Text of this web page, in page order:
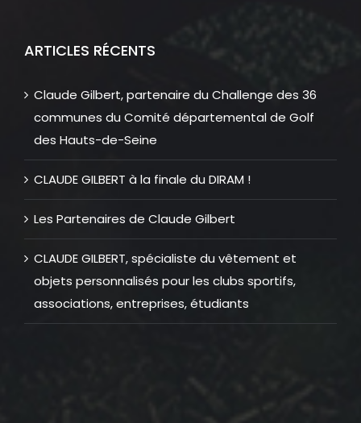
ARTICLES RÉCENTS
Claude Gilbert, partenaire du Challenge des 36
communes du Comité départemental de Golf
des Hauts-de-Seine
CLAUDE GILBERT à la finale du DIRAM !
Les Partenaires de Claude Gilbert
CLAUDE GILBERT, spécialiste du vêtement et
objets personnalisés pour les clubs sportifs,
associations, entreprises, étudiants